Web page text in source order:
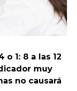
o 1: 8 a las 12
muy
no causará